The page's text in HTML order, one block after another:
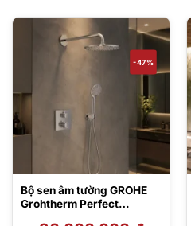
-47%
Bộ sen âm tường GROHE
Grohtherm Perfect